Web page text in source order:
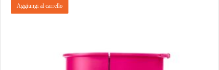
Aggiungi al carrello